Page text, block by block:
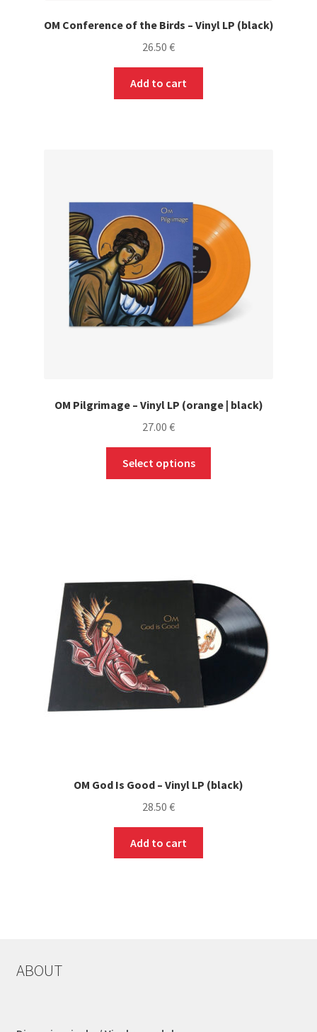
OM Conference of the Birds – Vinyl LP (black)
26.50 €
Add to cart
OM Pilgrimage – Vinyl LP (orange | black)
27.00 €
Select options
chosen
on
the
OM God Is Good – Vinyl LP (black)
28.50 €
Add to cart
ABOUT